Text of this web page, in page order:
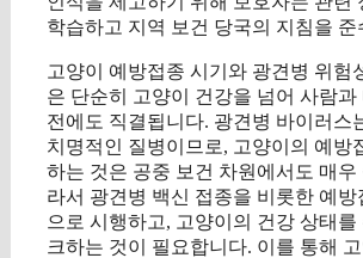
학습하고 지역 보건 당국의 지침을 준
고양이 예방접종 시기와 광견병 위험
은 단순히 고양이 건강을 넘어 사람
전에도 직결됩니다. 광견병 바이러스
치명적인 질병이므로, 고양이의 예방
하는 것은 공중 보건 차원에서도 매우
라서 광견병 백신 접종을 비롯한 예방
으로 시행하고, 고양이의 건강 상태를
크하는 것이 필요합니다. 이를 통해